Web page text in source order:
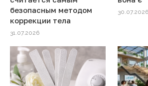
безопасным методом
коррекции тела
31.07.2026
30.07.2026